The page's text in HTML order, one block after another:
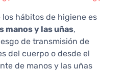
hábitos de higiene es
manos y las uñas,
de transmisión de
del cuerpo o desde el
de manos y las uñas